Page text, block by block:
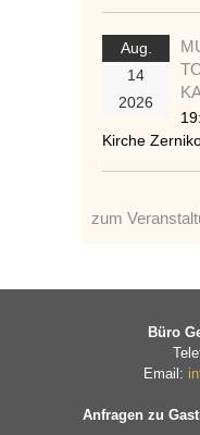
Aug.
14
2026
Kirche
zum
Büro
Email:
Anfragen zu